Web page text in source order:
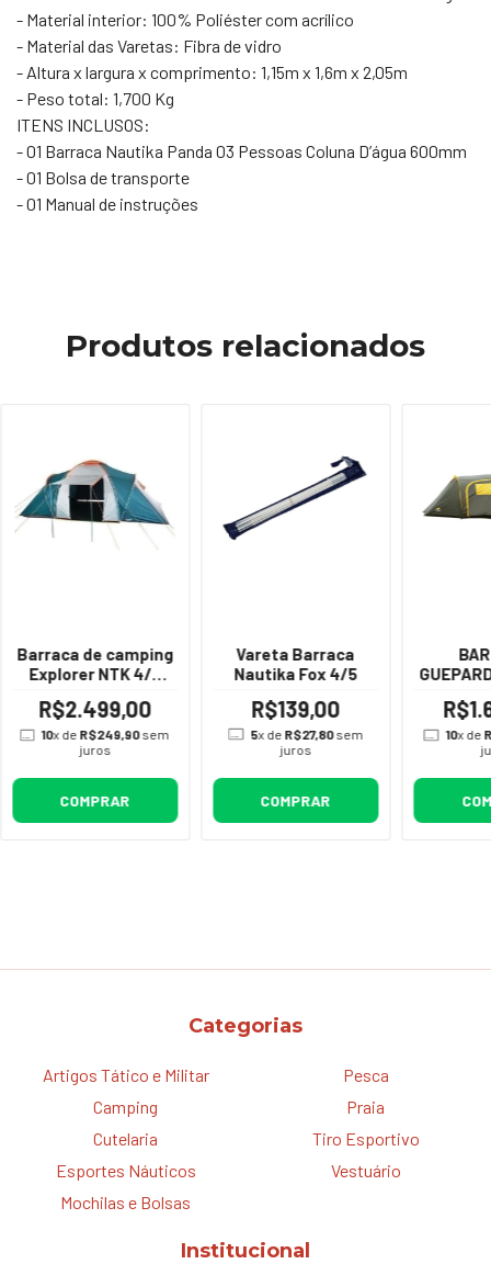
- Material interior: 100% Poliéster com acrílico
- Material das Varetas: Fibra de vidro
- Altura x largura x comprimento: 1,15m x 1,6m x 2,05m
- Peso total: 1,700 Kg
ITENS INCLUSOS:
- 01 Barraca Nautika Panda 03 Pessoas Coluna D’água 600mm
- 01 Bolsa de transporte
- 01 Manual de instruções
Produtos relacionados
Barraca de camping
Explorer NTK 4/6
d'água de 2500mm
R$2.499,00
10x de R$249,90sem
juros
COMPRAR
Vareta Barraca
Nautika Fox 4/5
R$139,00
5x de R$27,80sem
juros
COMPRAR
10x de
Categorias
Artigos Tático e Militar
Camping
Cutelaria
Esportes Náuticos
Mochilas e Bolsas
Pesca
Praia
Tiro Esportivo
Vestuário
Institucional